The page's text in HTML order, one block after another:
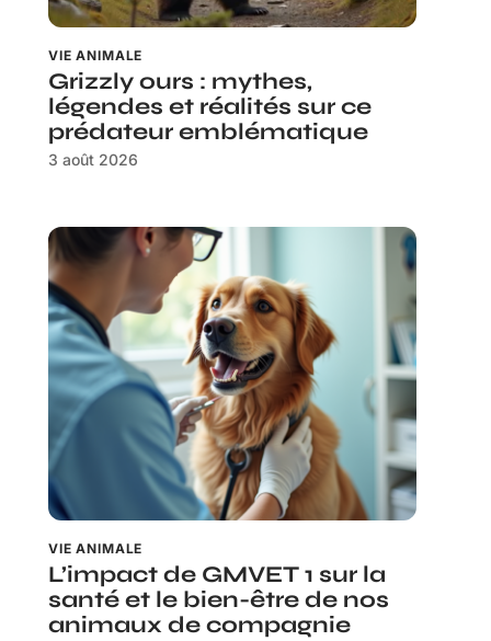
VIE ANIMALE
Grizzly ours : mythes,
légendes et réalités sur ce
prédateur emblématique
3 août 2026
VIE ANIMALE
L’impact de GMVET 1 sur la
santé et le bien-être de nos
animaux de compagnie